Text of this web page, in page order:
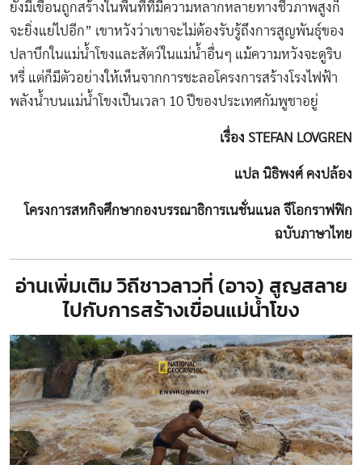
ยังมีเขื่อนถูกสร้างในพื้นที่ที่มีความหลากหลายทางชีวภาพสูงก็
จะยิ่งแย่ไปอีก” เขาหวังว่าเขาจะไม่ต้องรับรู้ถึงการสูญพันธุ์ของ
ปลาบึกในแม่น้ำโขงและสัตว์ในแม่น้ำอื่นๆ แม้ความหวังจะดูริบ
หรี่ แต่ก็มีตัวอย่างให้เห็นจากการชะลอโครงการสร้างโรงไฟฟ้า
พลังน้ำบนแม่น้ำโขงเป็นเวลา 10 ปีของประเทศกัมพูชาอยู่
เรื่อง STEFAN LOVGREN
แปล นิธิพงศ์ คงปล้อง
โครงการสหกิจศึกษากองบรรณาธิการเนชั่นแนล จีโอกราฟฟิก
ฉบับภาษาไทย
อ่านเพิ่มเติมวิถีชาวลาวที่ (อาจ) สูญสลาย
ไปกับการสร้างเขื่อนแม่น้ำโขง